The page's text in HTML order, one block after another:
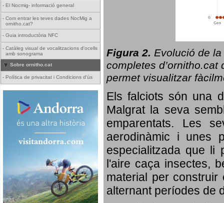
- El Nocmig- informació general
- Com entrar les teves dades NocMig a
ornitho.cat?
- Guia introductòria NFC
- Catàleg visual de vocalitzacions d'ocells
amb sonograma
Sobre ornitho.cat
- Política de privacitat i Condicions d'ús
Figura 2. Evolució de la
completes d’ornitho.cat
permet visualitzar
Els falciots són una
Malgrat la seva
emparentats. Les
aerodinàmic i unes
especialitzada que li
l'aire caça insectes,
material per
alternant períodes de